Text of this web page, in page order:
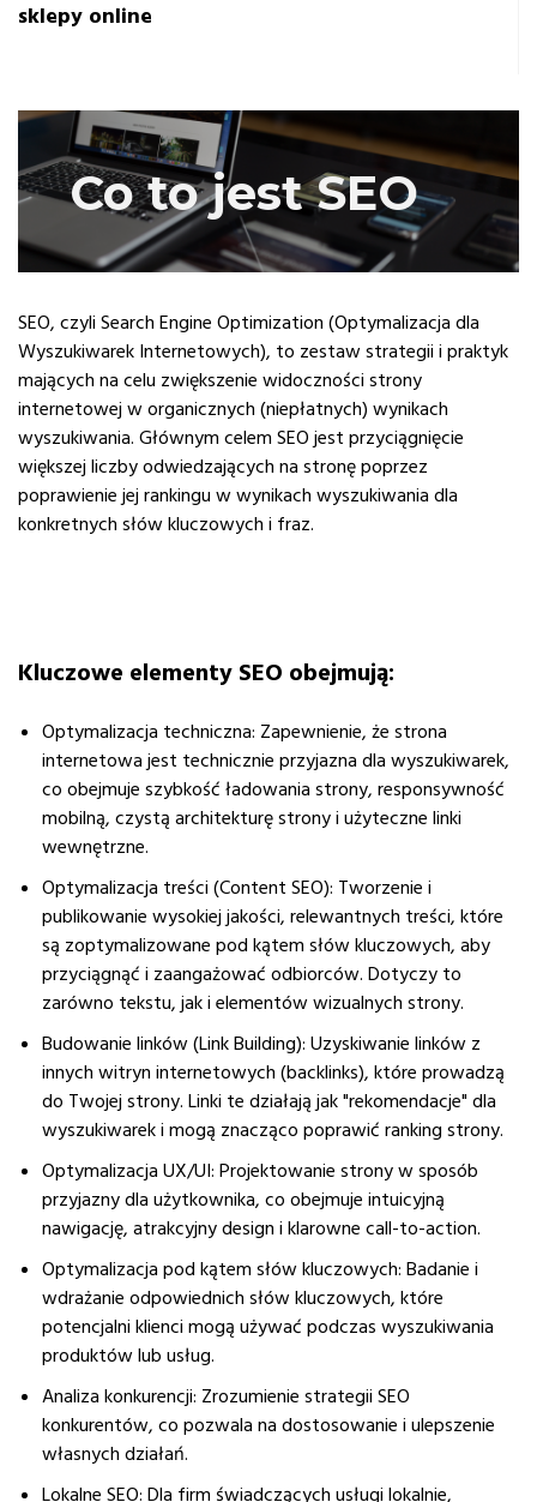
sklepy online
Co to jest SEO
SEO, czyli Search Engine Optimization (Optymalizacja dla
Wyszukiwarek Internetowych), to zestaw strategii i praktyk
mających na celu zwiększenie widoczności strony
internetowej w organicznych (niepłatnych) wynikach
wyszukiwania. Głównym celem SEO jest przyciągnięcie
większej liczby odwiedzających na stronę poprzez
poprawienie jej rankingu w wynikach wyszukiwania dla
konkretnych słów kluczowych i fraz.
Kluczowe elementy SEO obejmują:
Optymalizacja techniczna: Zapewnienie, że strona
internetowa jest technicznie przyjazna dla wyszukiwarek,
co obejmuje szybkość ładowania strony, responsywność
mobilną, czystą architekturę strony i użyteczne linki
wewnętrzne.
Optymalizacja treści (Content SEO): Tworzenie i
publikowanie wysokiej jakości, relewantnych treści, które
są zoptymalizowane pod kątem słów kluczowych, aby
przyciągnąć i zaangażować odbiorców. Dotyczy to
zarówno tekstu, jak i elementów wizualnych strony.
Budowanie linków (Link Building): Uzyskiwanie linków z
innych witryn internetowych (backlinks), które prowadzą
do Twojej strony. Linki te działają jak "rekomendacje" dla
wyszukiwarek i mogą znacząco poprawić ranking strony.
Optymalizacja UX/UI: Projektowanie strony w sposób
przyjazny dla użytkownika, co obejmuje intuicyjną
nawigację, atrakcyjny design i klarowne call-to-action.
Optymalizacja pod kątem słów kluczowych: Badanie i
wdrażanie odpowiednich słów kluczowych, które
potencjalni klienci mogą używać podczas wyszukiwania
produktów lub usług.
Analiza konkurencji: Zrozumienie strategii SEO
konkurentów, co pozwala na dostosowanie i ulepszenie
własnych działań.
Lokalne SEO: Dla firm świadczących usługi lokalnie,